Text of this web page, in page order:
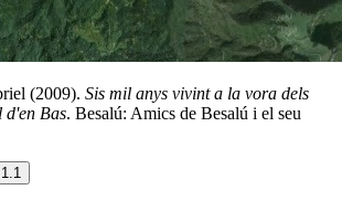
(2009). Sis mil anys vivint a la vora dels
d'en Bas. Besalú: Amics de Besalú i el seu